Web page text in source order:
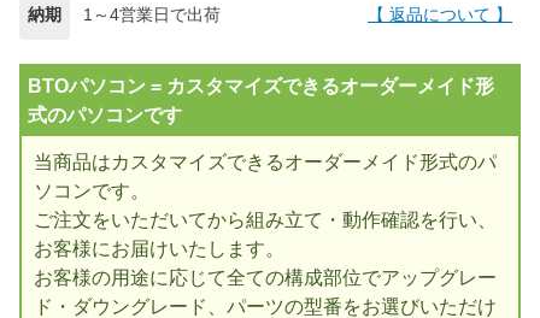
納期 1～4営業日で出荷 【 返品について 】
BTOパソコン = カスタマイズできるオーダーメイド形
式のパソコンです
当商品はカスタマイズできるオーダーメイド形式のパ
ソコンです。
ご注文をいただいてから組み立て・動作確認を行い、
お客様にお届けいたします。
お客様の用途に応じて全ての構成部位でアップグレー
ド・ダウングレード、パーツの型番をお選びいただけ